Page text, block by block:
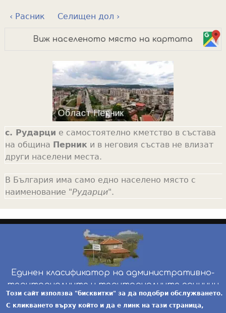
‹ Расник Селищен дол ›
Виж населеното място на картата
с. Рударци е самостоятелно кметство в състава
на община Перники в неговия състав не влизат
други населени места.
В България има само едно населено място с
наименование "Рударци".
Единен класификатор на административно-
териториалните и териториалните единици
инж. Бойчо Добрев-ekatte.com-условия за
ползване
Този сайт използва "бисквитки" за да подобри обслужването.
С кликването върху който и да е линк на тази страница,